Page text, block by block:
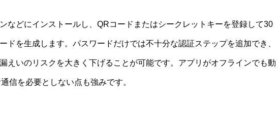
などにインストールし、QRコードまたはシークレットキーを登録して30
ドを生成します。パスワードだけでは不十分な認証ステップを追加でき、
えいのリスクを大きく下げることが可能です。アプリがオフラインでも動
信を必要としない点も強みです。